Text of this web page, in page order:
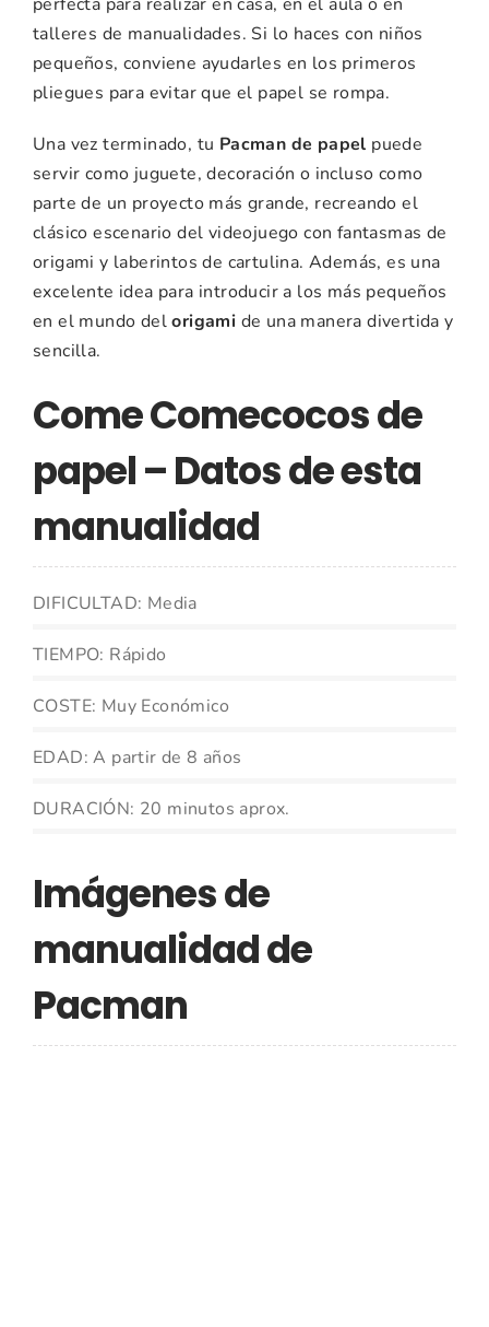
talleres de manualidades. Si lo haces con niños
pequeños, conviene ayudarles en los primeros
pliegues para evitar que el papel se rompa.
Una vez terminado, tu Pacman de papel puede
servir como juguete, decoración o incluso como
parte de un proyecto más grande, recreando el
clásico escenario del videojuego con fantasmas de
origami y laberintos de cartulina. Además, es una
excelente idea para introducir a los más pequeños
en el mundo delorigami de una manera divertida y
sencilla.
Come Comecocos de
papel – Datos de esta
manualidad
DIFICULTAD: Media
TIEMPO: Rápido
COSTE: Muy Económico
EDAD: A partir de 8 años
DURACIÓN: 20 minutos aprox.
Imágenes de
manualidad de
Pacman